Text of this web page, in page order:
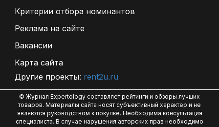
Критерии отбора номинантов
Реклама на сайте
Вакансии
Карта сайта
Другие проекты: rent2u.ru
© Журнал Expertology составляет рейтинги и обзоры лучших
товаров. Материалы сайта носят субъективный характер и не
являются руководством к покупке. Необходима консультация
специалиста. В случае нарушения авторских прав необходимо